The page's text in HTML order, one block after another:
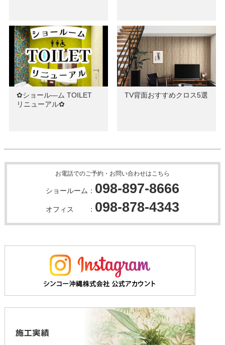
✿ショール―ム TOILET
リニューアル✿
TV背面おすすめクロス5選
お電話でのご予約・お問い合わせはこちら
ショールーム： 098-897-8666
オフィス ： 098-878-4343